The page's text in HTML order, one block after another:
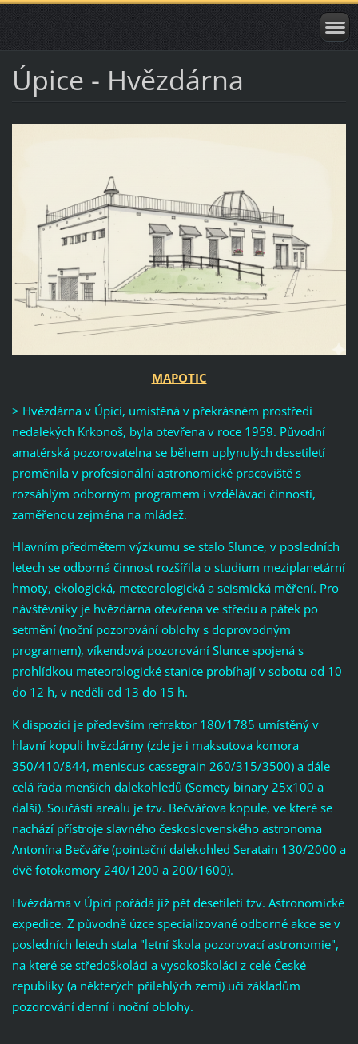
Úpice - Hvězdárna
MAPOTIC
> Hvězdárna v Úpici, umístěná v překrásném prostředí
nedalekých Krkonoš, byla otevřena v roce 1959. Původní
amatérská pozorovatelna se během uplynulých desetiletí
proměnila v profesionální astronomické pracoviště s
rozsáhlým odborným programem i vzdělávací činností,
zaměřenou zejména na mládež.
Hlavním předmětem výzkumu se stalo Slunce, v posledních
letech se odborná činnost rozšířila o studium meziplanetární
hmoty, ekologická, meteorologická a seismická měření. Pro
návštěvníky je hvězdárna otevřena ve středu a pátek po
setmění (noční pozorování oblohy s doprovodným
programem), víkendová pozorování Slunce spojená s
prohlídkou meteorologické stanice probíhají v sobotu od 10
do 12 h, v neděli od 13 do 15 h.
K dispozici je především refraktor 180/1785 umístěný v
hlavní kopuli hvězdárny (zde je i maksutova komora
350/410/844, meniscus-cassegrain 260/315/3500) a dále
celá řada menších dalekohledů (Somety binary 25x100 a
další). Součástí areálu je tzv. Bečvářova kopule, ve které se
nachází přístroje slavného československého astronoma
Antonína Bečváře (pointační dalekohled Seratain 130/2000 a
dvě fotokomory 240/1200 a 200/1600).
Hvězdárna v Úpici pořádá již pět desetiletí tzv. Astronomické
expedice. Z původně úzce specializované odborné akce se v
posledních letech stala "letní škola pozorovací astronomie",
na které se středoškoláci a vysokoškoláci z celé České
republiky (a některých přilehlých zemí) učí základům
pozorování denní i noční oblohy.